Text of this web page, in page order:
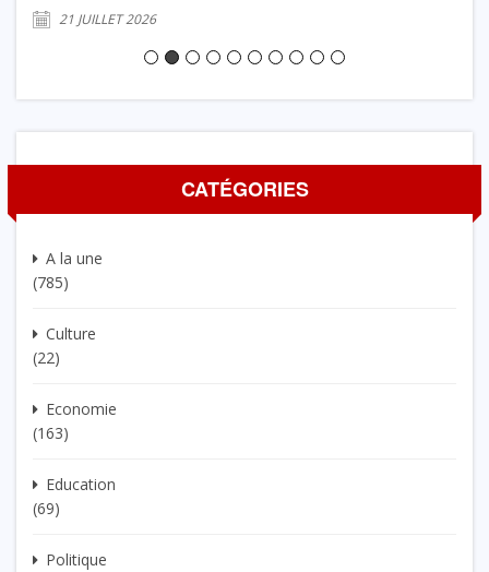
21 JUILLET 2026
CATÉGORIES
A la une
(785)
Culture
(22)
Economie
(163)
Education
(69)
Politique